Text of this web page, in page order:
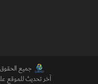
جميع الحقوق
آخر تحديث للموقع على 28-07-2026